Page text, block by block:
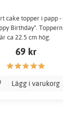
cake topper i papp -
Birthday". Toppern
är ca 22.5 cm hög.
69 kr
Lägg i varukorg